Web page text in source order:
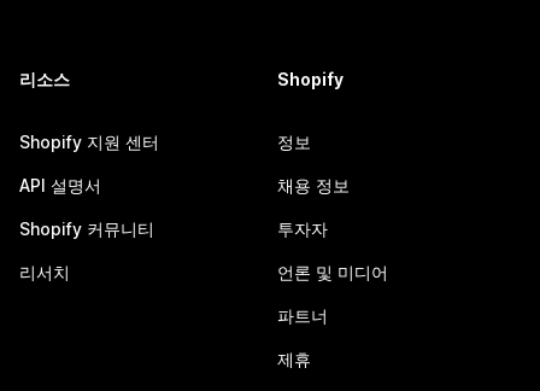
리소스
Shopify 지원 센터
API 설명서
Shopify 커뮤니티
리서치
Shopify
정보
채용 정보
투자자
언론 및 미디어
파트너
제휴